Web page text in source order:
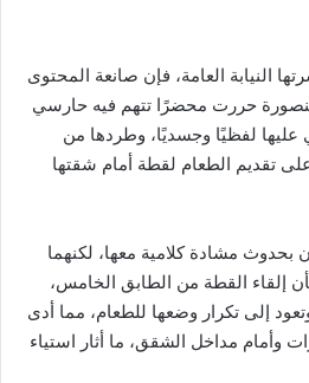
النيابة العامة، فإن صانعة المحتوى
حررت محضرًا تتهم فيه حارسي
عليها لفظيًا وجسديًا، وطردها من
تقديم الطعام لقطة أمام شقتها
بحدوث مشادة كلامية معها، لكنهما
إلقاء القطة من الطابق الخامس،
إلى تكرار وضعها للطعام، مما أدى
وأمام مداخل الشقق، ما أثار استياء